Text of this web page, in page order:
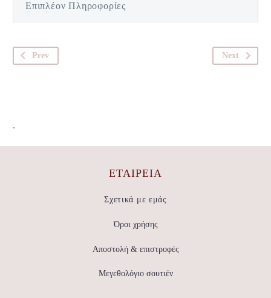
Επιπλέον Πληροφορίες
Prev Next
.
ΕΤΑΙΡΕΊΑ
Σχετικά με εμάς
Όροι χρήσης
Αποστολή & επιστροφές
Μεγεθολόγιο σουτιέν